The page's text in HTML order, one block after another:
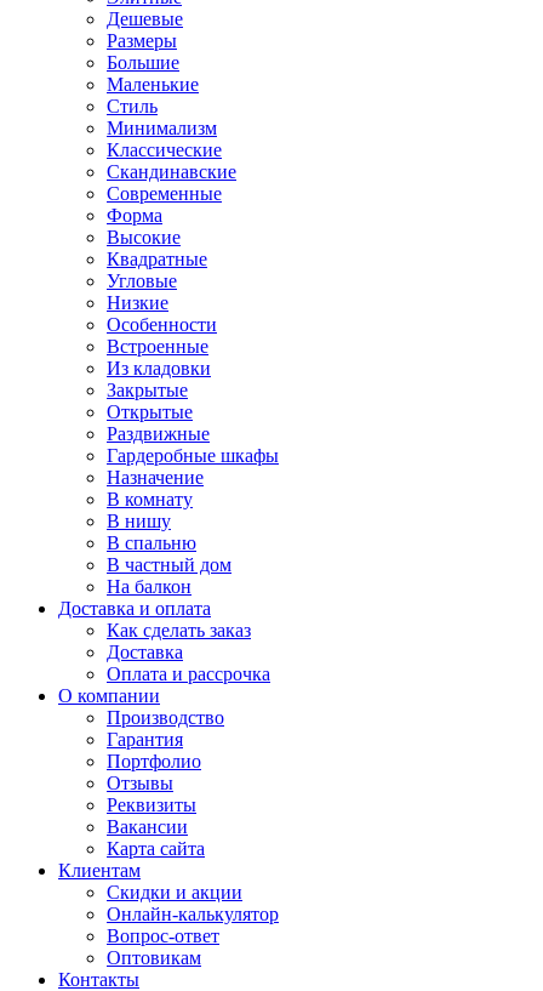
Дешевые
Размеры
Большие
Маленькие
Стиль
Минимализм
Классические
Скандинавские
Современные
Форма
Высокие
Квадратные
Угловые
Низкие
Особенности
Встроенные
Из кладовки
Закрытые
Открытые
Раздвижные
Гардеробные шкафы
Назначение
В комнату
В нишу
В спальню
В частный дом
На балкон
Доставка и оплата
Как сделать заказ
Доставка
Оплата и рассрочка
О компании
Производство
Гарантия
Портфолио
Отзывы
Реквизиты
Вакансии
Карта сайта
Клиентам
Скидки и акции
Онлайн-калькулятор
Вопрос-ответ
Оптовикам
Контакты